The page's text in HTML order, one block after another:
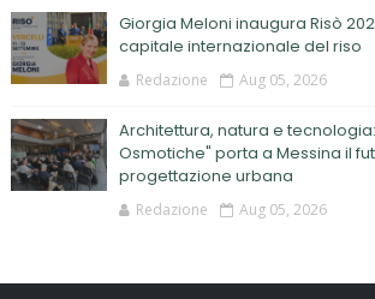
Giorgia Meloni inaugura Risò
capitale internazionale del riso
Redazione Aug 05, 2026
Architettura, natura e
Osmotiche" porta a Messina il
progettazione urbana
Redazione Aug 05, 2026